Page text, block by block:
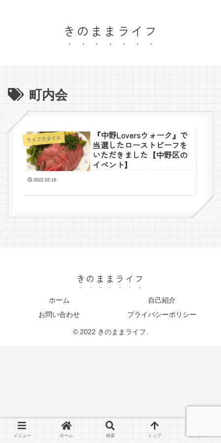
きのままライフ
町内会
ライフスタイル
『中野Loversウォーク』で
当選したローストビーフを
いただきました【中野区の
イベント】
2022.02.16
きのままライフ
ホーム
自己紹介
お問い合わせ
プライバシーポリシー
© 2022 きのままライフ.
メニュー ホーム 検索 トップ サイドバー